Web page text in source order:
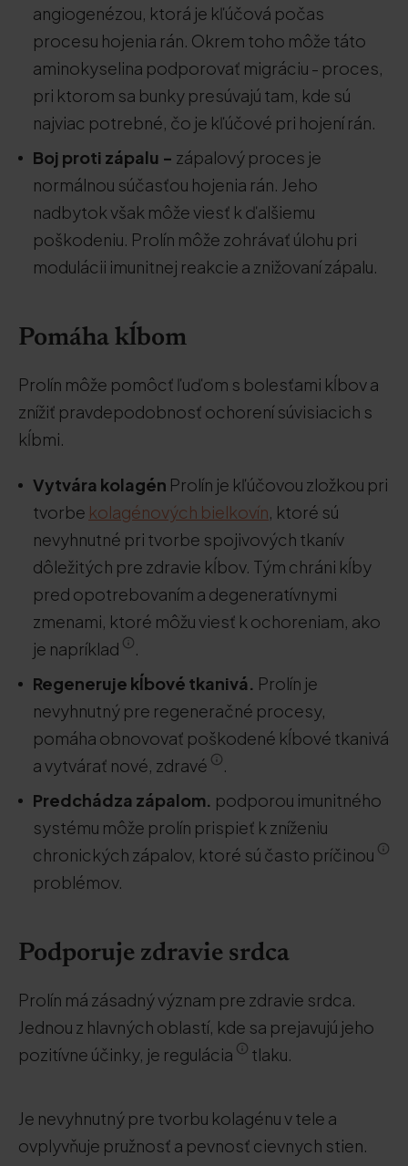
angiogenézou, ktorá je kľúčová počas
procesu hojenia rán. Okrem toho môže táto
aminokyselina podporovať migráciu - proces,
pri ktorom sa bunky presúvajú tam, kde sú
najviac potrebné, čo je kľúčové pri hojení rán.
Boj proti zápalu - zápalový proces je
normálnou súčasťou hojenia rán. Jeho
nadbytok však môže viesť k ďalšiemu
poškodeniu. Prolín môže zohrávať úlohu pri
modulácii imunitnej reakcie a znižovaní zápalu.
Pomáha kĺbom
Prolín môže pomôcť ľuďom s bolesťami kĺbov a
znížiť pravdepodobnosť ochorení súvisiacich s
kĺbmi.
Vytvára kolagén Prolín je kľúčovou zložkou pri
tvorbe kolagénových bielkovín, ktoré sú
nevyhnutné pri tvorbe spojivových tkanív
dôležitých pre zdravie kĺbov. Tým chráni kĺby
pred opotrebovaním a degeneratívnymi
zmenami, ktoré môžu viesť k ochoreniam, ako
je napríklad
.
Regeneruje kĺbové tkanivá. Prolín je
nevyhnutný pre regeneračné procesy,
pomáha obnovovať poškodené kĺbové tkanivá
a vytvárať nové, zdravé
.
Predchádza zápalom. podporou imunitného
systému môže prolín prispieť k zníženiu
chronických zápalov, ktoré sú často príčinou
problémov.
Podporuje zdravie srdca
Prolín má zásadný význam pre zdravie srdca.
Jednou z hlavných oblastí, kde sa prejavujú jeho
pozitívne účinky, je regulácia
tlaku.
Je nevyhnutný pre tvorbu kolagénu v tele a
ovplyvňuje pružnosť a pevnosť cievnych stien.